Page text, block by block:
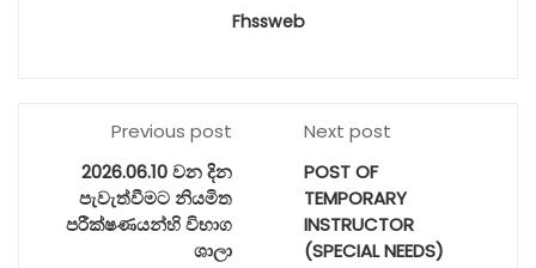
Fhssweb
Previous post
2026.06.10 වන දින
පැවැත්වීමට නියමිත
පරීක්ෂණයන්හි විභාග
ශාලා
Next post
POST OF
TEMPORARY
INSTRUCTOR
(SPECIAL NEEDS)